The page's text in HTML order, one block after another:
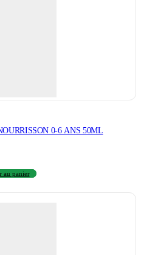
0-6 ANS 50ML
au panier